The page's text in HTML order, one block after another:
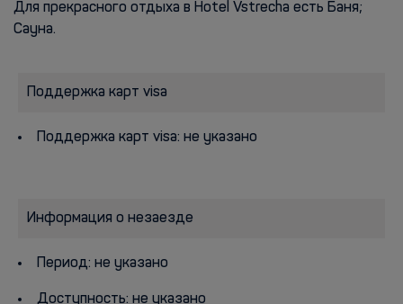
Для прекрасного отдыха в Hotel Vstrecha есть Баня;
Сауна.
Поддержка карт visa
Поддержка карт visa: не указано
Информация о незаезде
Период: не указано
Доступность: не указано